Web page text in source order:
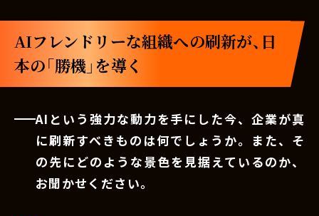
AIフレンドリーな組織への刷新が、日
本の「勝機」を導く
AIという強力な動力を手にした今、企業が真
に刷新すべきものは何でしょうか。また、そ
の先にどのような景色を見据えているのか、
お聞かせください。